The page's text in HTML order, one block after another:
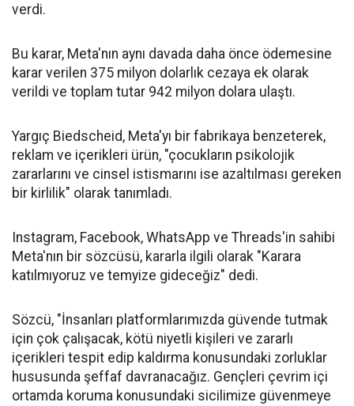
verdi.
Bu karar, Meta'nın aynı davada daha önce ödemesine
karar verilen 375 milyon dolarlık cezaya ek olarak
verildi ve toplam tutar 942 milyon dolara ulaştı.
Yargıç Biedscheid, Meta'yı bir fabrikaya benzeterek,
reklam ve içerikleri ürün, "çocukların psikolojik
zararlarını ve cinsel istismarını ise azaltılması gereken
bir kirlilik" olarak tanımladı.
Instagram, Facebook, WhatsApp ve Threads'in sahibi
Meta'nın bir sözcüsü, kararla ilgili olarak "Karara
katılmıyoruz ve temyize gideceğiz" dedi.
Sözcü, "İnsanları platformlarımızda güvende tutmak
için çok çalışacak, kötü niyetli kişileri ve zararlı
içerikleri tespit edip kaldırma konusundaki zorluklar
hususunda şeffaf davranacağız. Gençleri çevrim içi
ortamda koruma konusundaki sicilimize güvenmeye